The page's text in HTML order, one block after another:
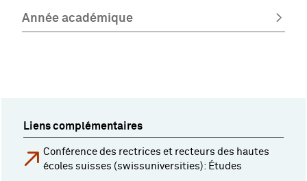
Année académique
Liens complémentaires
Conférence des rectrices et recteurs des hautes
écoles suisses (swissuniversities): Études